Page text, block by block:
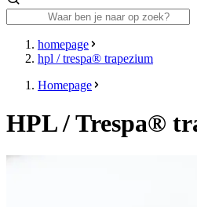
homepage
hpl / trespa® trapezium
Homepage
HPL / Trespa®